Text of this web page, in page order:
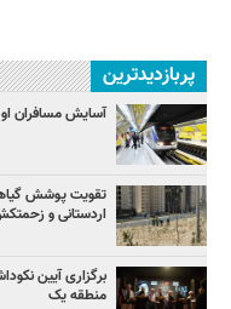
پربازدیدترین
آسایش مسافران
تقویت پوشش
اردستانی و
برگزاری آیین
منطقه یک